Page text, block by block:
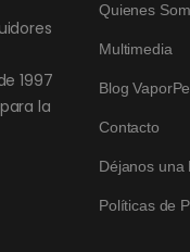
1997
la
Quienes
Multimedia
Blog
Contacto
Déjanos una
Políticas de